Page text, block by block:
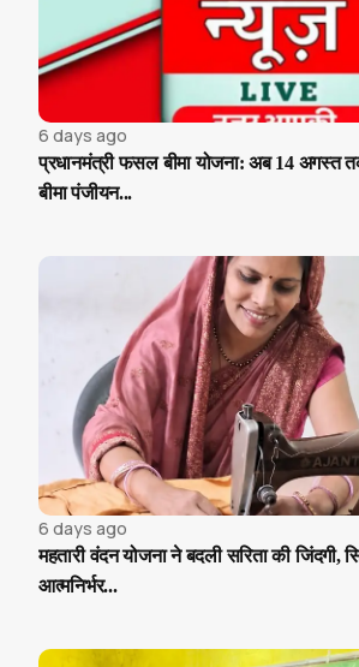
6 days ago
प्रधानमंत्री फसल बीमा योजना: अब 14
बीमा पंजीयन...
6 days ago
महतारी वंदन योजना ने बदली सरिता की जिंदगी,
आत्मनिर्भर...